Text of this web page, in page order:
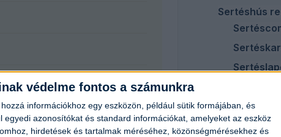
védelme fontos a számunkra
információkhoz egy eszközön, például sütik formájában, és
azonosítókat és standard információkat, amelyeket az eszköz
hirdetések és tartalmak méréséhez, közönségmérésekhez és
Sertéshús
Virslis ételek
Köretek